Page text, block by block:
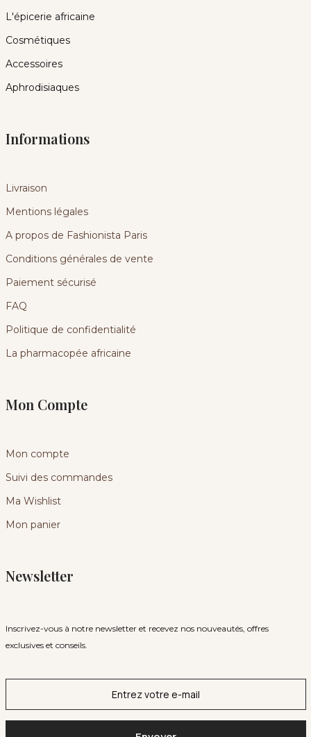
L'épicerie africaine
Cosmétiques
Accessoires
Aphrodisiaques
Informations
Livraison
Mentions légales
A propos de Fashionista Paris
Conditions générales de vente
Paiement sécurisé
FAQ
Politique de confidentialité
La pharmacopée africaine
Mon Compte
Mon compte
Suivi des commandes
Ma Wishlist
Mon panier
Newsletter
Inscrivez-vous à notre newsletter et recevez nos nouveautés, offres
exclusives et conseils.